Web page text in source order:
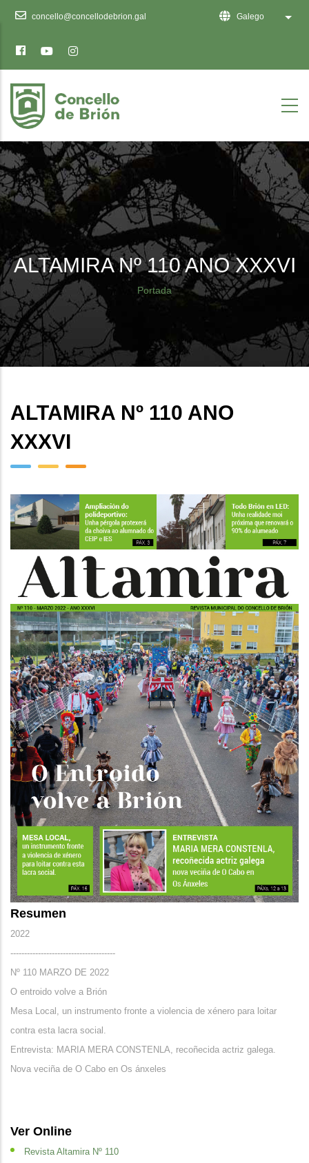
sitio
web
inclúe
un
sistema
de
accesibilidade.
concello@concellodebrion.gal Galego List
ALTAMIRA Nº 110 ANO XXXVI
Breadcrumb
Portada
ALTAMIRA Nº 110 ANO
XXXVI
Resumen
2022
--------------------------------------
Nº 110 MARZO DE 2022
O entroido volve a Brión
Mesa Local, un instrumento fronte a violencia de xénero para loitar
contra esta lacra social.
Entrevista: MARIA MERA CONSTENLA, recoñecida actriz galega.
Nova veciña de O Cabo en Os ánxeles
Ver Online
Revista Altamira Nº 110